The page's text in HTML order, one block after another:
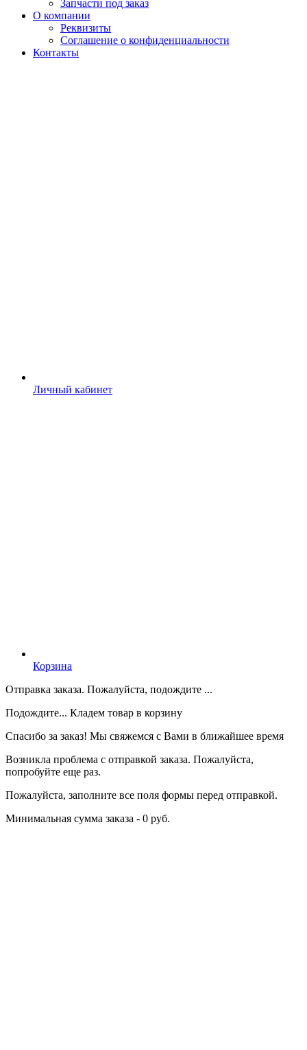
Запчасти под заказ
О компании
Реквизиты
Соглашение о конфиденциальности
Контакты
Личный кабинет
Корзина
Отправка заказа. Пожалуйста, подождите ...
Подождите... Кладем товар в корзину
Спасибо за заказ! Мы свяжемся с Вами в ближайшее время
Возникла проблема с отправкой заказа. Пожалуйста,
попробуйте еще раз.
Пожалуйста, заполните все поля формы перед отправкой.
Минимальная сумма заказа - 0 руб.